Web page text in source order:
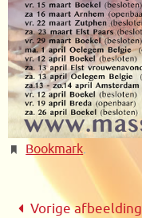
Bookmark.
Vorige afbeelding